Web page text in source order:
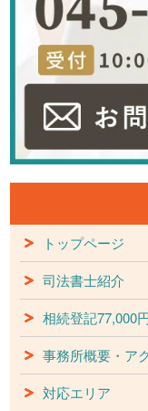
トップページ
司法書士紹介
相続登記77,000
事務所概要・ア
対応エリア